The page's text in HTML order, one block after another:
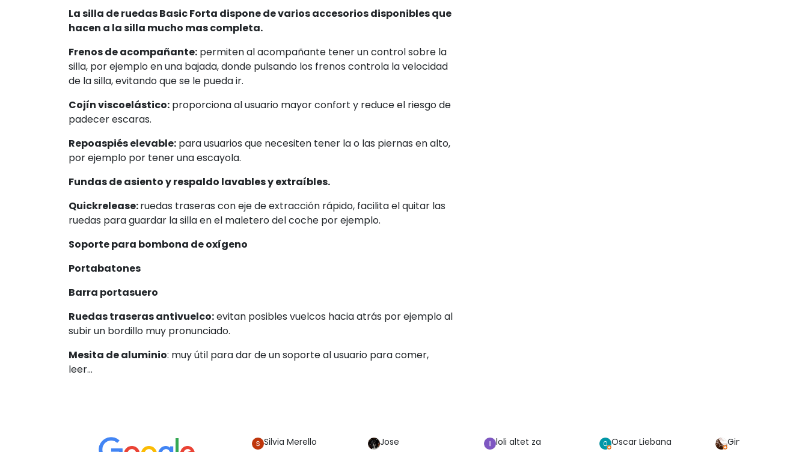
Accesorios disponibles
hacen a la silla mucho mas completa.
Frenos de acompañante:permiten al acompañante tener un control sobre la
silla, por ejemplo en una bajada, donde pulsando los frenos controla la velocidad
de la silla, evitando que se le pueda ir.
padecer escaras.
para usuarios que necesiten tener la o las piernas en alto,
por ejemplo por tener una escayola.
Fundas de asiento y respaldo lavables y extraíbles.
ruedas traseras con eje de extracción rápido, facilita el quitar las
ruedas para guardar la silla en el maletero del coche por ejemplo.
Soporte para bombona de oxígeno
Portabatones
Barra portasuero
subir un bordillo muy pronunciado.